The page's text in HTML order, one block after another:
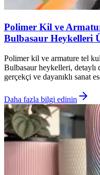
Polimer Kil ve
Bulbasaur Heykelleri
Polimer kil ve armature tel
Bulbasaur heykelleri, detaylı
gerçekçi ve dayanıklı sanat
Daha fazla bilgi edinin